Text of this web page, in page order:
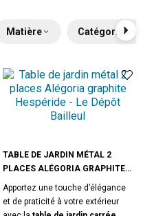
Matière Catégories
TABLE DE JARDIN MÉTAL 2
PLACES ALÉGORIA GRAPHITE
HESPÉRIDE
Apportez une touche d’élégance
et de praticité à votre extérieur